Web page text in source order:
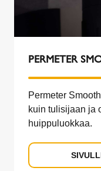
PERMETER
Permeter
kuin tulisijaan ja
huippuluokkaa.